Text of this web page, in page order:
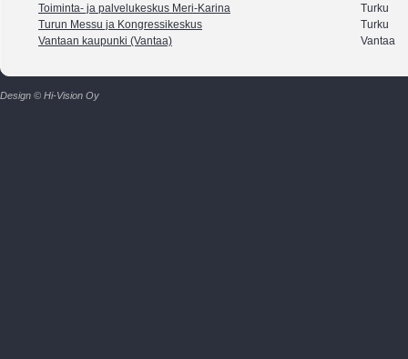
Toiminta- ja palvelukeskus Meri-Karina
Turku
Turun Messu ja Kongressikeskus
Turku
Vantaan kaupunki (Vantaa)
Vantaa
Design © Hi-Vision Oy